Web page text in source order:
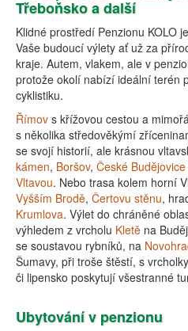
Třeboňsko a další
Klidné prostředí Penzionu KOLO
Vaše budoucí výlety ať už za
kraje. Autem, vlakem, ale v
protože okolí nabízí ideální terén
cyklistiku.
Římov s křížovou cestou a
s několika středověkýmí
se svojí historií, ale krásnou
kámen, Boršov, České Budějovice
Vltavou. Nebo trasa kolem horní
Vyšším Brodě, Čertovu stěnu,
Krumlova. Výlet do chráněné
výhledem z vrcholu Kletě na
se soustavou rybníků, na
Šumavy, při troše štěstí, s
či lipensko poskytují všestranné
Ubytování v penzionu